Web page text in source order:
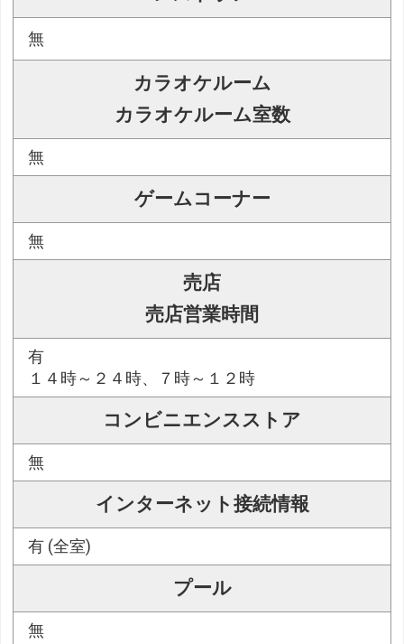
無
カラオケルーム
カラオケルーム室数
無
ゲームコーナー
無
売店
売店営業時間
有
１４時～２４時、７時～１２時
コンビニエンスストア
無
インターネット接続情報
有 (全室)
プール
無